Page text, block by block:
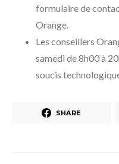
formulaire de
Orange.
Les conseillers
samedi de 8h00 à
soucis
SHARE